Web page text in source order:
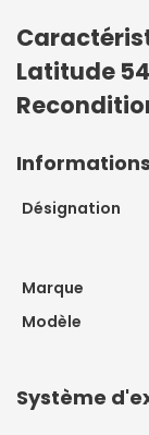
Latitude
Désignation
Marque
Modèle
Système